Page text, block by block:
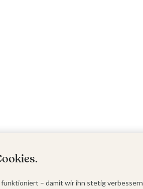
– damit wir ihn stetig verbessern